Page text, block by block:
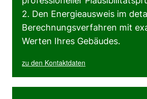
2. Den Energieausweis im
Berechnungsverfahren mit
Werten Ihres Gebäudes.
zu den Kontaktdaten